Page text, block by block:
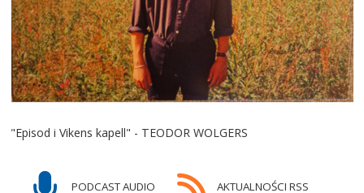
"Episod i Vikens kapell" - TEODOR WOLGERS
PODCAST AUDIO AKTUALNOŚCI RSS